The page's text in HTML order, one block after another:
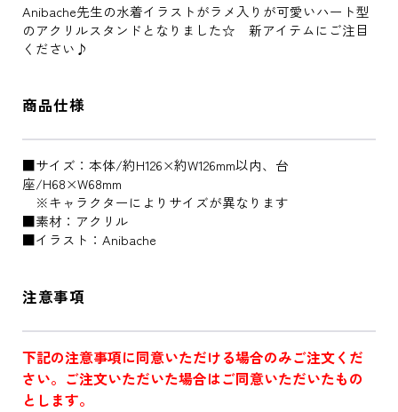
Anibache先生の水着イラストがラメ入りが可愛いハート型
のアクリルスタンドとなりました☆ 新アイテムにご注目
ください♪
商品仕様
■サイズ：本体/約H126×約W126mm以内、台
座/H68×W68mm
※キャラクターによりサイズが異なります
■素材：アクリル
■イラスト：Anibache
注意事項
下記の注意事項に同意いただける場合のみご注文くだ
さい。ご注文いただいた場合はご同意いただいたもの
とします。